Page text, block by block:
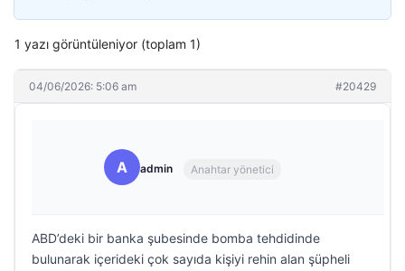
1 yazı görüntüleniyor (toplam 1)
04/06/2026: 5:06 am #20429
A admin Anahtar yönetici
ABD’deki bir banka şubesinde bomba tehdidinde
bulunarak içerideki çok sayıda kişiyi rehin alan şüpheli